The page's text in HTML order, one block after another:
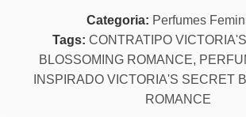
Categoria: Perfumes
Tags: CONTRATIPO
BLOSSOMING ROMANCE,
INSPIRADO VICTORIA'S SECRET
ROMANCE